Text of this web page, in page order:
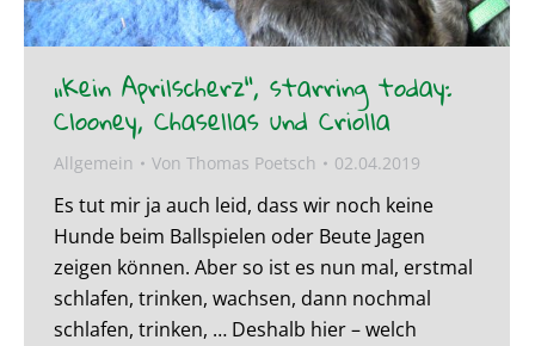
„Kein Aprilscherz“, starring today:
Clooney, Chasellas und Criolla
Allgemein Von Thomas Poetsch 02.04.2019
Es tut mir ja auch leid, dass wir noch keine
Hunde beim Ballspielen oder Beute Jagen
zeigen können. Aber so ist es nun mal, erstmal
schlafen, trinken, wachsen, dann nochmal
schlafen, trinken, … Deshalb hier – welch